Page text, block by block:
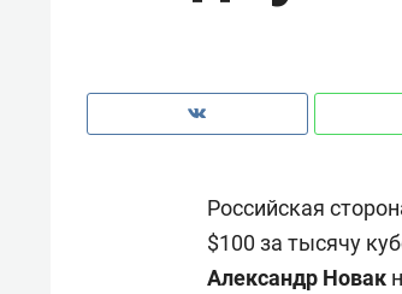
Российская
$100 за тысячу
Александр Новак